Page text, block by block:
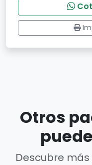
Otros
Descubre